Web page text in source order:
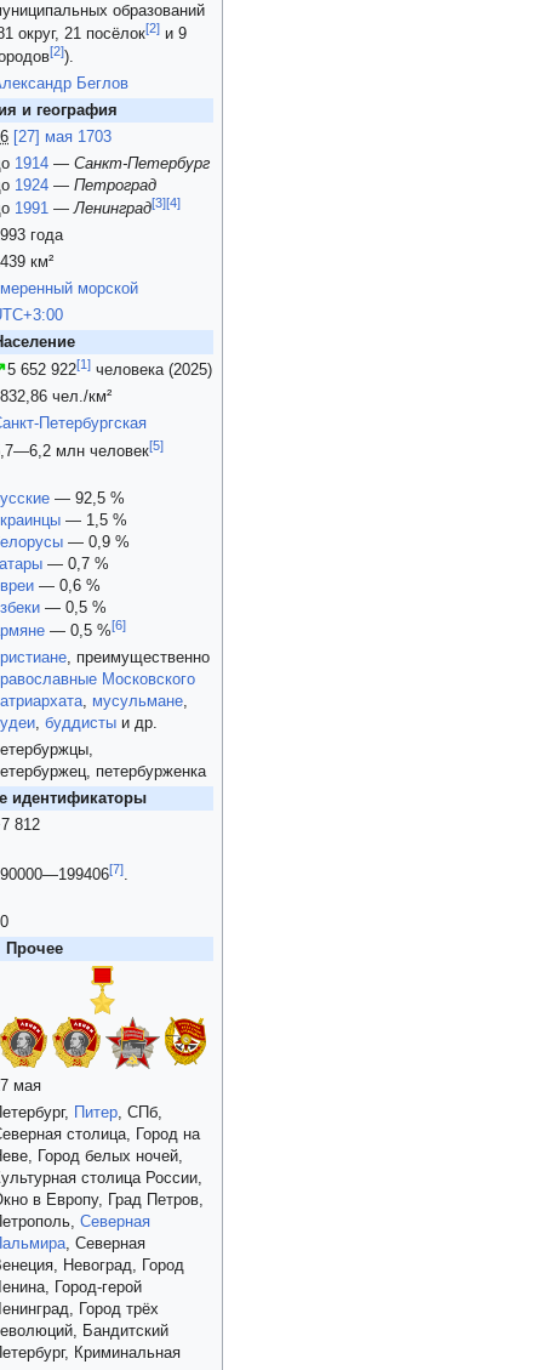
образований
округ, 21 посёлок[2] и 9
[2]).
Беглов
и география
[27] мая 1703
1914 — Санкт-Петербург
1924 — Петроград
1991 —Ленинград[3][4]
года
км²
морской
5 652 922[1] человека (2025)
чел./км²
Петербургская
млн человек[5]
— 92,5 %
— 1,5 %
— 0,9 %
— 0,7 %
— 0,6 %
— 0,5 %
— 0,5 %[6]
, преимущественно
Московского
, мусульмане,
, буддисты и др.
петербурженка
идентификаторы
812
[7].
Прочее
мая
Петербург, Питер, СПб,
столица, Город на
Город белых ночей,
столица России,
в Европу, Град Петров,
Петрополь, Северная
Пальмира, Северная
Невоград, Город
Город-герой
Город трёх
Бандитский
Петербург, Криминальная